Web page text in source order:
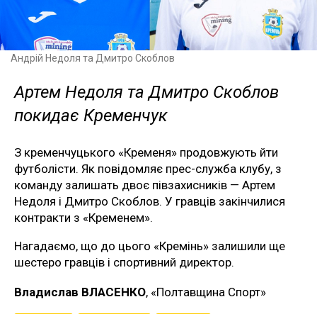
Андрій Недоля та Дмитро Скоблов
Артем Недоля та Дмитро Скоблов
покидає Кременчук
З кременчуцького «Кременя» продовжують йти
футболісти. Як повідомляє прес-служба клубу, з
команду залишать двоє півзахисників — Артем
Недоля і Дмитро Скоблов. У гравців закінчилися
контракти з «Кременем».
Нагадаємо, що до цього «Кремінь» залишили ще
шестеро гравців і спортивний директор.
Владислав ВЛАСЕНКО, «Полтавщина Спорт»